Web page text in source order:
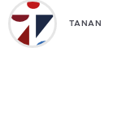
TANAN